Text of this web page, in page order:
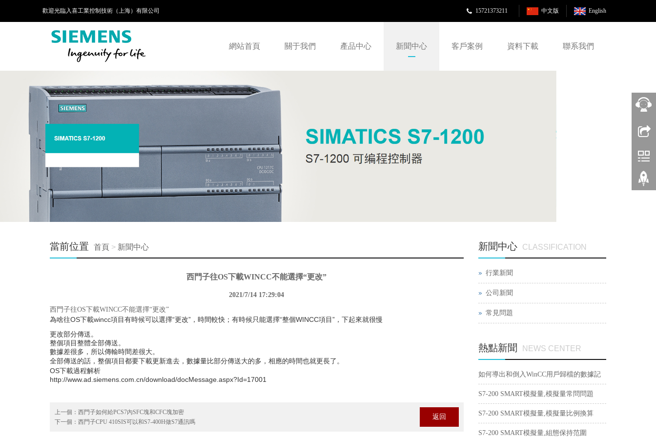
歡迎光臨入喜工業控制技術（上海）有限公司 English
中文版
15721373211
網站首頁 關于我們 產品中心 新聞中心 客戶案例 資料下載 聯系我們
當前位置 首頁 > 新聞中心
西門子往OS下載WINCC不能選擇“更改”
2021/7/14 17:29:04
西門子往OS下載WINCC不能選擇“更改”
為啥往OS下載wincc項目有時候可以選擇“更改”，時間較快；有時候只能選擇“整個WINCC項目”，下起來就很慢
更改部分傳送。
整個項目整體全部傳送。
數據差很多，所以傳輸時間差很大。
全部傳送的話，整個項目都要下載更新進去，數據量比部分傳送大的多，相應的時間也就更長了。
OS下載過程解析
http://www.ad.siemens.com.cn/download/docMessage.aspx?Id=17001
上一個： 西門子如何給PCS7內SFC塊和CFC塊加密
下一個： 西門子CPU 410SIS可以和S7-400H做S7通訊嗎
返回
新聞中心 CLASSIFICATION
行業新聞
公司新聞
常見問題
熱點新聞 NEWS CENTER
如何導出和倒入WinCC用戶歸檔的數據記
錄？
S7-200 SMART模擬量,模擬量常問問題
S7-200 SMART模擬量,模擬量比例換算
S7-200 SMART模擬量,組態保持范圍